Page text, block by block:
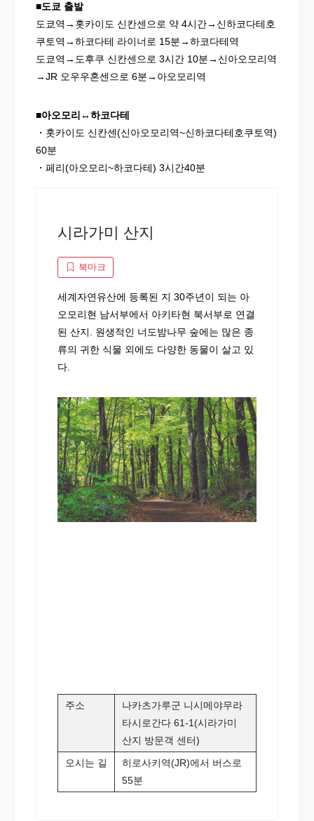
■도쿄 출발
도쿄역→홋카이도 신칸센으로 약 4시간→신하코다테호
쿠토역→하코다테 라이너로 15분→하코다테역
도쿄역→도후쿠 신칸센으로 3시간 10분→신아오모리역
→JR 오우우혼센으로 6분→아오모리역
■아오모리 ↔하코다테
・홋카이도 신칸센(신아오모리역~신하코다테호쿠토역)
60분
・페리(아오모리~하코다테) 3시간40분
시라가미 산지
북마크
세계자연유산에 등록된 지 30주년이 되는 아
오모리현 남서부에서 아키타현 북서부로 연결
된 산지. 원생적인 너도밤나무 숲에는 많은 종
류의 귀한 식물 외에도 다양한 동물이 살고 있
다.
주소
나카츠가루군 니시메야무라
타시로간다 61-1(시라가미
산지 방문객 센터)
오시는 길
히로사키역(JR)에서 버스로
55분